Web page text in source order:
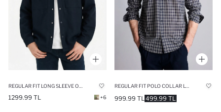
1299.99 TL +6 499.99 TL
999.99 TL